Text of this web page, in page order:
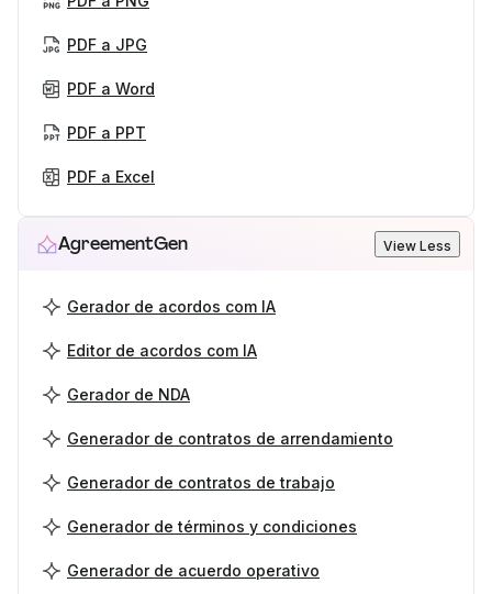
PDF a JPG
PDF a Word
PDF a PPT
PDF a Excel
AgreementGen View Less
Gerador de acordos com IA
Editor de acordos com IA
Gerador de NDA
Generador de contratos de arrendamiento
Generador de contratos de trabajo
Generador de términos y condiciones
Generador de acuerdo operativo